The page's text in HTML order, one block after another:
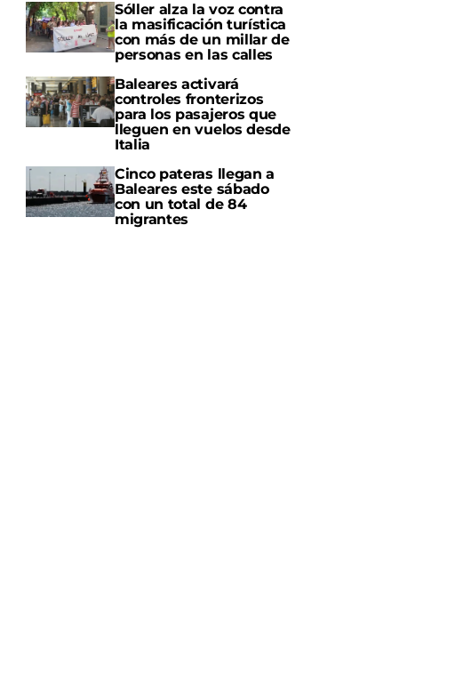
Sóller alza la voz contra
la masificación turística
con más de un millar de
personas en las calles
Baleares activará
controles fronterizos
para los pasajeros que
lleguen en vuelos desde
Italia
Cinco pateras llegan a
Baleares este sábado
con un total de 84
migrantes